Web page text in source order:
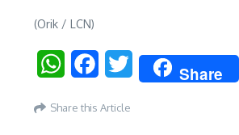
(Orik / LCN)
WhatsAppFacebookTwitter Share
Share this Article